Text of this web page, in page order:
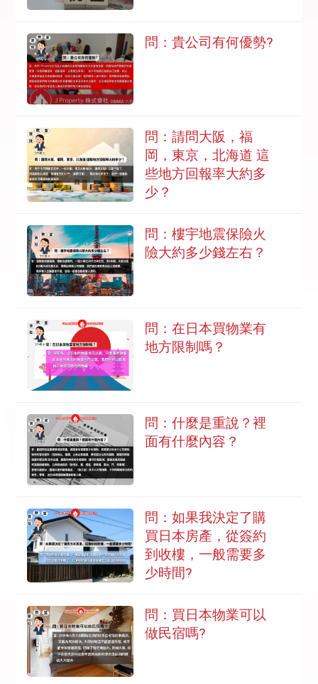
問：貴公司有何優勢?
問：請問大阪，福
岡，東京，北海道 這
些地方回報率大約多
少？
問：樓宇地震保險火
險大約多少錢左右？
問：在日本買物業有
地方限制嗎？
問：什麼是重說？裡
面有什麼內容？
問：如果我決定了購
買日本房產，從簽約
到收樓，一般需要多
少時間?
問：買日本物業可以
做民宿嗎?